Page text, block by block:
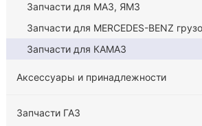
Запчасти для МАЗ, ЯМЗ
Запчасти для MERCEDES-BENZ
Запчасти для КАМАЗ
Аксессуары и принадлежности
Запчасти ГАЗ